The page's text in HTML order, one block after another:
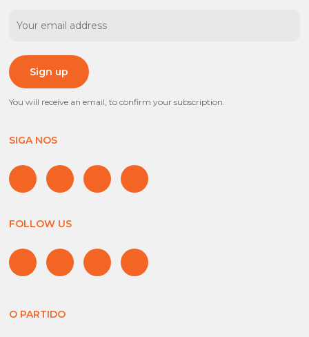
You will receive an email, to confirm your subscription.
SIGA NOS
FOLLOW US
O PARTIDO